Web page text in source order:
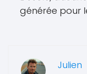
générée pour
Julien